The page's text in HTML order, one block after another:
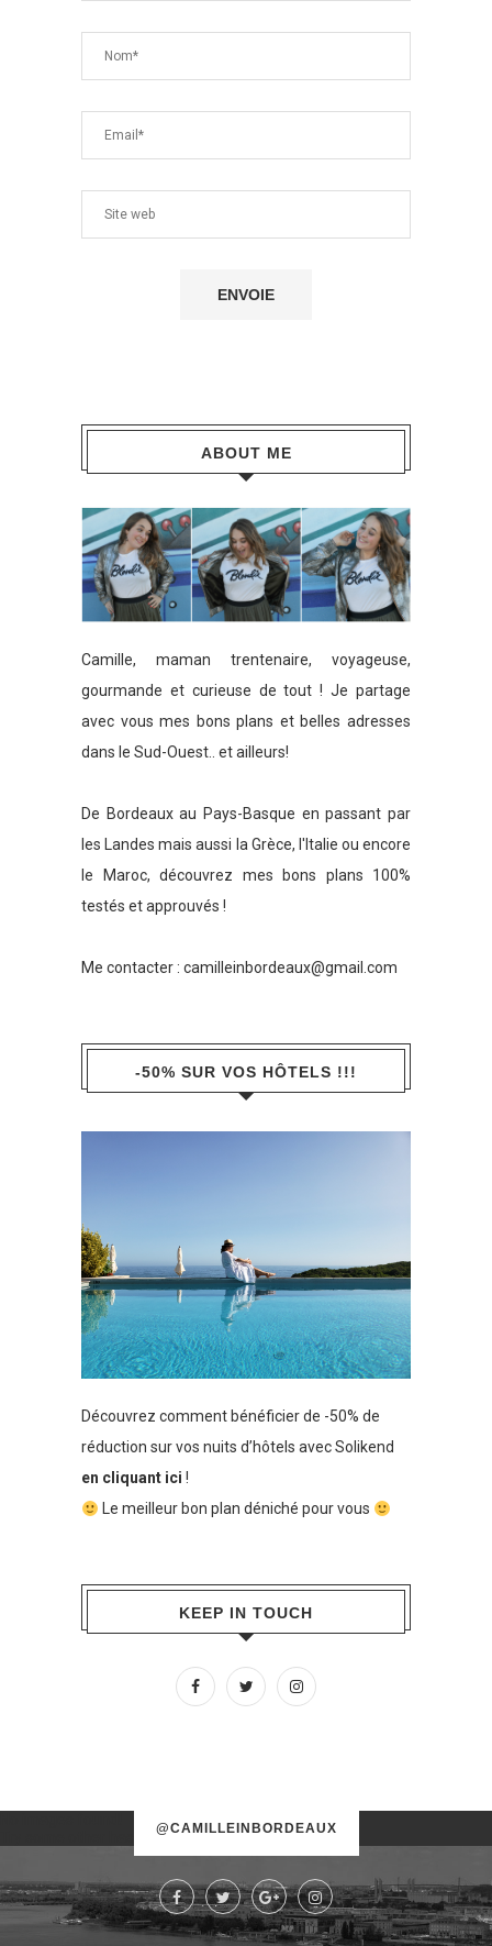
ABOUT ME
Camille, maman trentenaire, voyageuse,
gourmande et curieuse de tout ! Je partage
avec vous mes bons plans et belles adresses
dans le Sud-Ouest.. et ailleurs!
De Bordeaux au Pays-Basque en passant par
les Landes mais aussi la Grèce, l'Italie ou encore
le Maroc, découvrez mes bons plans 100%
testés et approuvés !
Me contacter : camilleinbordeaux@gmail.com
-50% SUR VOS HÔTELS !!!
Découvrez comment bénéficier de -50% de
réduction sur vos nuits d’hôtels avec Solikend
en cliquant ici !
Le meilleur bon plan déniché pour vous
KEEP IN TOUCH
@CAMILLEINBORDEAUX
Try some other hashtag or username